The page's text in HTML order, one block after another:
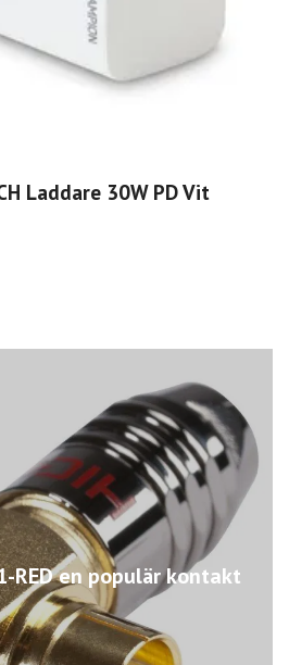
RED en populär kontakt
Laddare 30W PD Vit